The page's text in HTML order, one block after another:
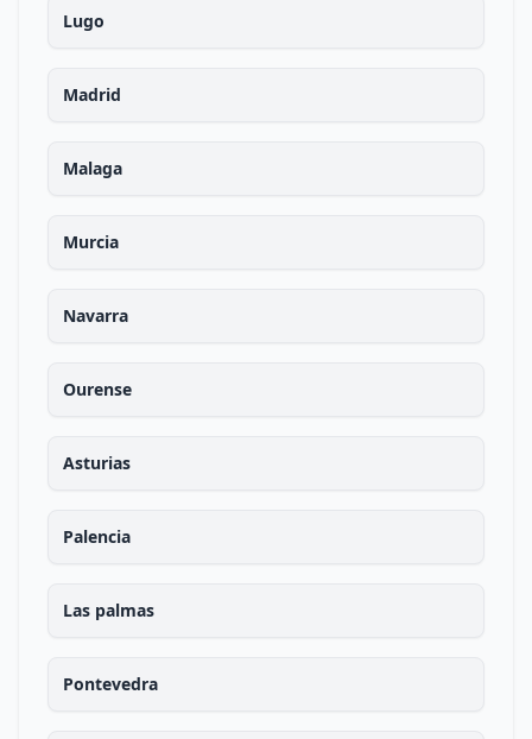
Lugo
Madrid
Malaga
Murcia
Navarra
Ourense
Asturias
Palencia
Las palmas
Pontevedra